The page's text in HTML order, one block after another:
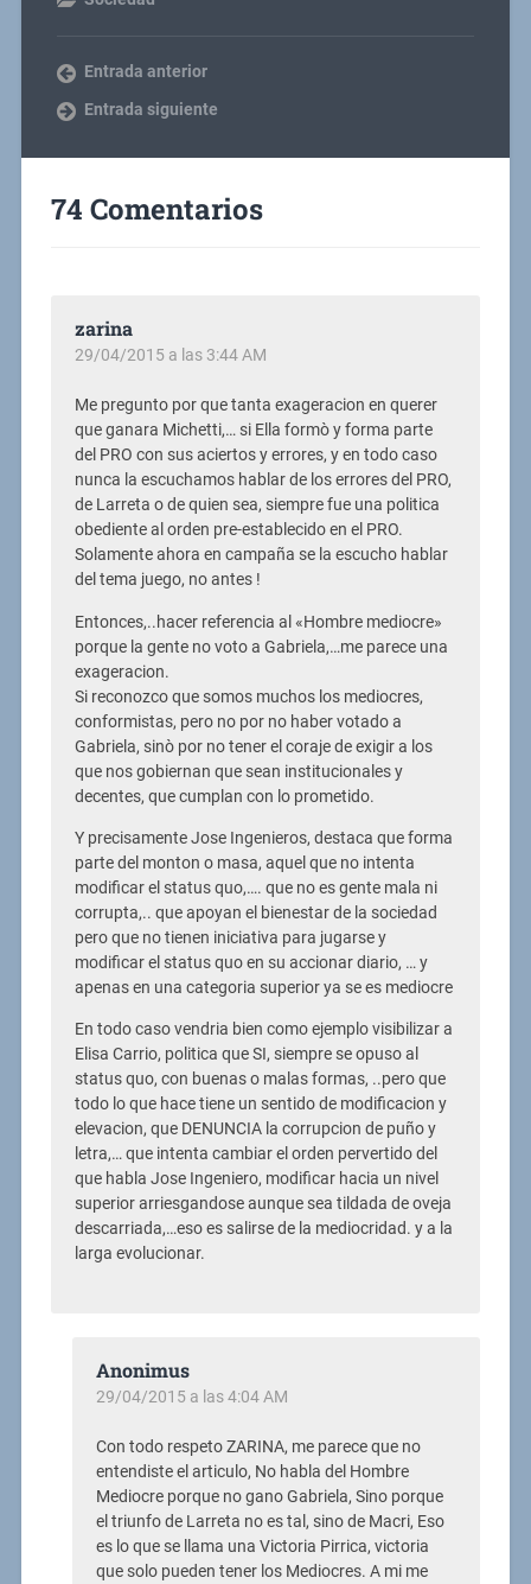
Entrada anterior
Entrada siguiente
74 Comentarios
zarina
29/04/2015 a las 3:44 AM
Me pregunto por que tanta exageracion en querer
que ganara Michetti,… si Ella formò y forma parte
del PRO con sus aciertos y errores, y en todo caso
nunca la escuchamos hablar de los errores del PRO,
de Larreta o de quien sea, siempre fue una politica
obediente al orden pre-establecido en el PRO.
Solamente ahora en campaña se la escucho hablar
del tema juego, no antes !
Entonces,..hacer referencia al «Hombre mediocre»
porque la gente no voto a Gabriela,…me parece una
exageracion.
Si reconozco que somos muchos los mediocres,
conformistas, pero no por no haber votado a
Gabriela, sinò por no tener el coraje de exigir a los
que nos gobiernan que sean institucionales y
decentes, que cumplan con lo prometido.
Y precisamente Jose Ingenieros, destaca que forma
parte del monton o masa, aquel que no intenta
modificar el status quo,…. que no es gente mala ni
corrupta,.. que apoyan el bienestar de la sociedad
pero que no tienen iniciativa para jugarse y
modificar el status quo en su accionar diario, … y
apenas en una categoria superior ya se es mediocre
En todo caso vendria bien como ejemplo visibilizar a
Elisa Carrio, politica que SI, siempre se opuso al
status quo, con buenas o malas formas, ..pero que
todo lo que hace tiene un sentido de modificacion y
elevacion, que DENUNCIA la corrupcion de puño y
letra,… que intenta cambiar el orden pervertido del
que habla Jose Ingeniero, modificar hacia un nivel
superior arriesgandose aunque sea tildada de oveja
descarriada,…eso es salirse de la mediocridad. y a la
larga evolucionar.
Anonimus
29/04/2015 a las 4:04 AM
Con todo respeto ZARINA, me parece que no
entendiste el articulo, No habla del Hombre
Mediocre porque no gano Gabriela, Sino porque
el triunfo de Larreta no es tal, sino de Macri, Eso
es lo que se llama una Victoria Pirrica, victoria
que solo pueden tener los Mediocres. A mi me